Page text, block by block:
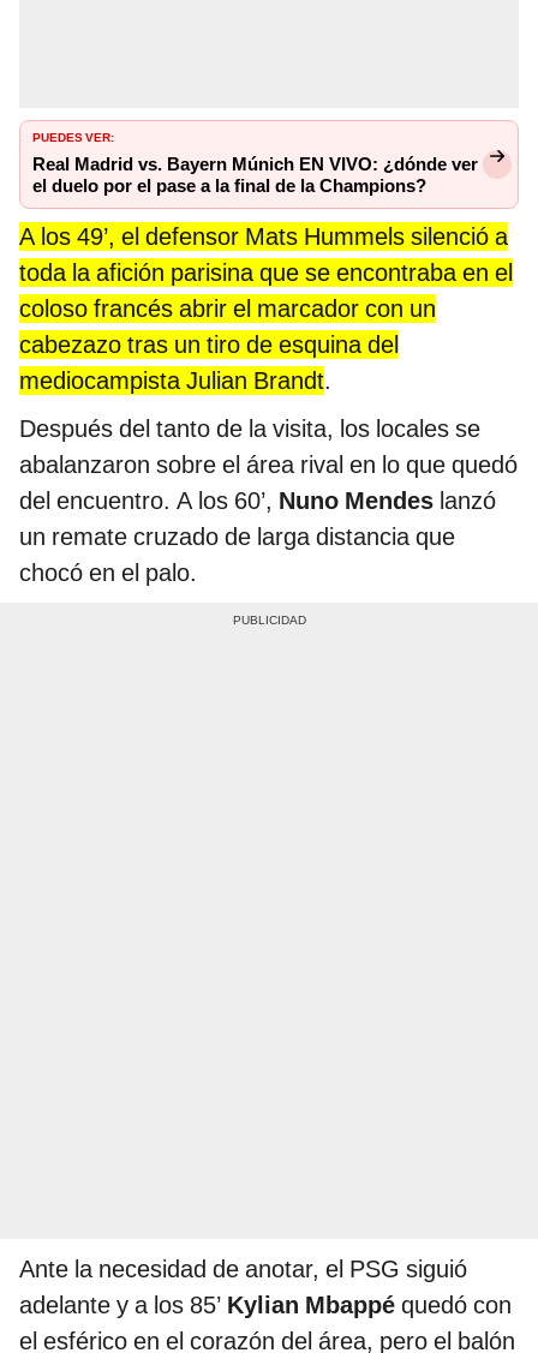
PUEDES VER:
Real Madrid vs. Bayern Múnich EN VIVO: ¿dónde ver
el duelo por el pase a la final de la Champions?
A los 49’, el defensor Mats Hummels silenció a
toda la afición parisina que se encontraba en el
coloso francés abrir el marcador con un
cabezazo tras un tiro de esquina del
mediocampista Julian Brandt.
Después del tanto de la visita, los locales se
abalanzaron sobre el área rival en lo que quedó
del encuentro. A los 60’, Nuno Mendes lanzó
un remate cruzado de larga distancia que
chocó en el palo.
Ante la necesidad de anotar, el PSG siguió
adelante y a los 85’ Kylian Mbappé quedó con
el esférico en el corazón del área, pero el balón